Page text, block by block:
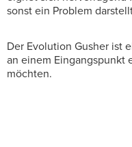
sonst ein Problem
Der Evolution Gusher ist
an einem Eingangspunkt
möchten.